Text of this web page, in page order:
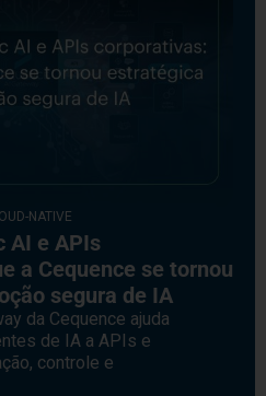
NATIVE
AI e APIs
a Cequence se tornou
segura de IA
da Cequence ajuda
de IA a APIs e
controle e